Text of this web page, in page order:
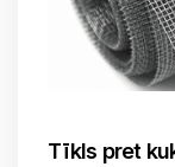
Tīkls pret